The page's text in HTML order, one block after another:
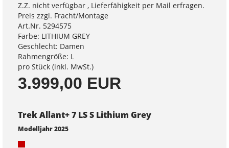
Z.Z. nicht verfügbar , Lieferfähigkeit per Mail erfragen.
Preis zzgl. Fracht/Montage
Art.Nr. 5294575
Farbe: LITHIUM GREY
Geschlecht: Damen
Rahmengröße: L
pro Stück (inkl. MwSt.)
3.999,00 EUR
Trek Allant+ 7 LS S Lithium Grey
Modelljahr 2025